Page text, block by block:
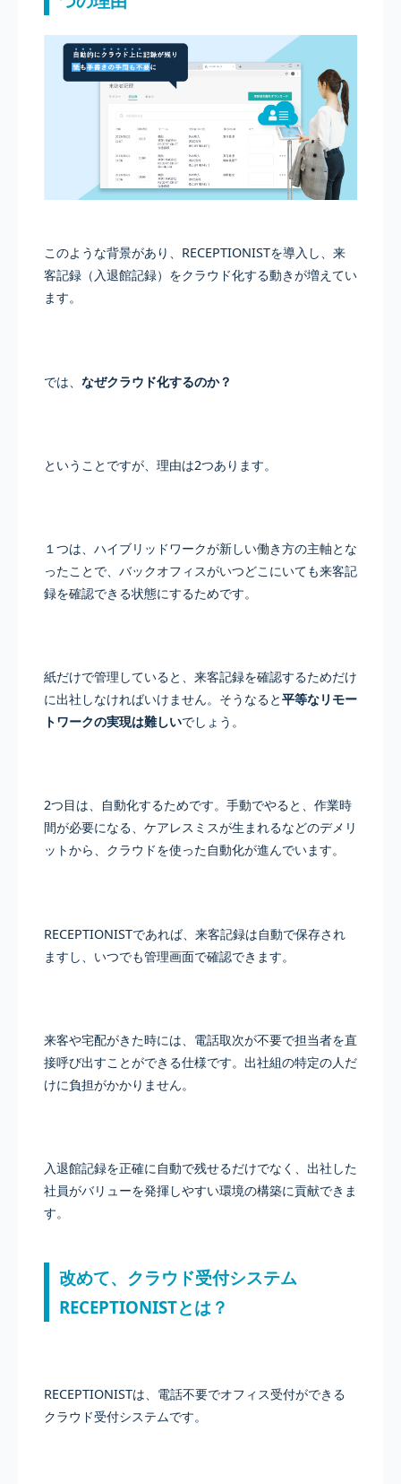
このような背景があり、RECEPTIONISTを導入し、来
客記録（入退館記録）をクラウド化する動きが増えてい
ます。
では、 なぜクラウド化するのか？
ということですが、理由は2つあります。
１つは、ハイブリッドワークが新しい働き方の主軸とな
ったことで、バックオフィスがいつどこにいても来客記
録を確認できる状態にするためです。
紙だけで管理していると、来客記録を確認するためだけ
に出社しなければいけません。そうなると平等なリモー
トワークの実現は難しいでしょう。
2つ目は、自動化するためです。手動でやると、作業時
間が必要になる、ケアレスミスが生まれるなどのデメリ
ットから、クラウドを使った自動化が進んでいます。
RECEPTIONISTであれば、来客記録は自動で保存され
ますし、いつでも管理画面で確認できます。
来客や宅配がきた時には、電話取次が不要で担当者を直
接呼び出すことができる仕様です。出社組の特定の人だ
けに負担がかかりません。
入退館記録を正確に自動で残せるだけでなく、出社した
社員がバリューを発揮しやすい環境の構築に貢献できま
す。
改めて、クラウド受付システム
RECEPTIONISTとは？
RECEPTIONISTは、電話不要でオフィス受付ができる
クラウド受付システムです。